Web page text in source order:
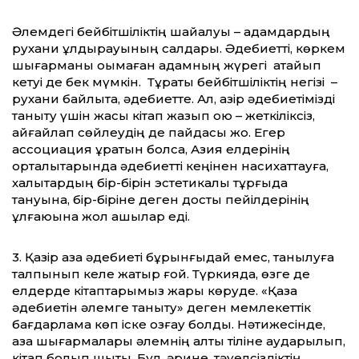
Әлемдегі бейбітшіліктің шайқалуы – адамдардың
рухани құлдырауының салдары. Әдебиетті, көркем
шығарманы оқымаған адамның жүрегі қатайып
кетуі де бек мүмкін. Тұрақты бейбітшіліктің негізі –
рухани байлықта, әдебиетте. Ал, қазір әдебиетімізді
таныту үшін жақсы кітап жазып қою – жеткіліксіз,
айғайлап сөйлеудің де пайдасы жоқ. Егер
ассоциация құратын болсақ, Азия елдерінің
орталықтарында әдебиетті кеңінен насихаттауға,
халықтардың бір-бірін эстетикалық тұрғыда
тануына, бір-біріне деген достық пейілдерінің
ұлғаюына жол ашылар еді.
3. Қазір қазақ әдебиеті бұрынғыдай емес, танылуға
талпынып келе жатыр ғой. Түркияда, өзге де
елдерде кітаптарымыз жарық көруде. «Қазақ
әдебиетін әлемге таныту» деген мемлекеттік
бағдарлама көп іске қозғау болды. Нәтижесінде,
қазақ шығармалары әлемнің алты тіліне аударылып,